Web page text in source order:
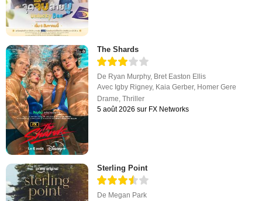
The Shards
De Ryan Murphy, Bret Easton Ellis
Avec Igby Rigney, Kaia Gerber, Homer Gere
Drame,Thriller
5 août 2026 sur FX Networks
Sterling Point
De Megan Park